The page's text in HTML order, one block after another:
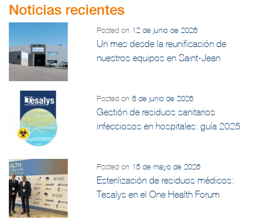
Noticias recientes
Posted on 12 de junio de 2026
Un mes desde la reunificación de
nuestros equipos en Saint-Jean
Posted on8 de junio de 2026
Gestión de residuos sanitarios
infecciosos en hospitales: guía 2025
Posted on 15 de mayo de 2026
Esterilización de residuos médicos:
Tesalys en el One Health Forum